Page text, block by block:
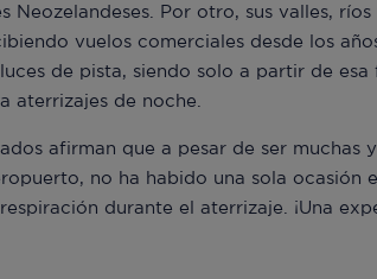
Neozelandeses. Por otro, sus valles,
vuelos comerciales desde los
de pista, siendo solo a partir de
aterrizajes de noche.
afirman que a pesar de ser muchas
no ha habido una sola ocasión
durante el aterrizaje. ¡Una